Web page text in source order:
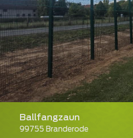
Ballfangzaun
99755 Branderode